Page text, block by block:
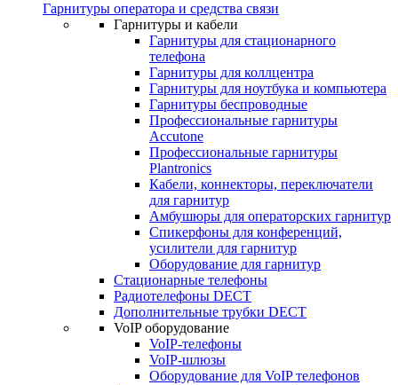
Гарнитуры оператора и средства связи
Гарнитуры и кабели
Гарнитуры для стационарного
телефона
Гарнитуры для коллцентра
Гарнитуры для ноутбука и компьютера
Гарнитуры беспроводные
Профессиональные гарнитуры
Accutone
Профессиональные гарнитуры
Plantronics
Кабели, коннекторы, переключатели
для гарнитур
Амбушюры для операторских гарнитур
Cпикерфоны для конференций,
усилители для гарнитур
Оборудование для гарнитур
Стационарные телефоны
Радиотелефоны DECT
Дополнительные трубки DECT
VoIP оборудование
VoIP-телефоны
VoIP-шлюзы
Оборудование для VoIP телефонов